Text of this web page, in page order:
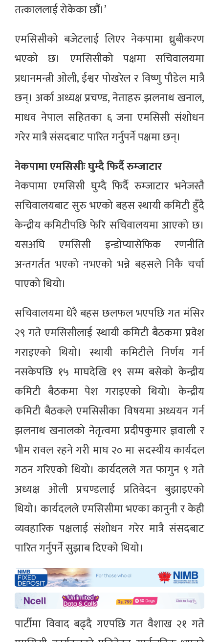
तत्काललाई रोकेका छौं।’
एमसिसीको बजेटलाई लिएर नेकपामा ध्रुबीकरण
भएको छ। एमसिसीको पक्षमा सचिवालयमा
प्रधानमन्त्री ओली, ईश्वर पोखरेल र विष्णु पौडेल मात्रै
छन्। अर्का अध्यक्ष प्रचण्ड, नेताहरु झलनाथ खनाल,
माधव नेपाल सहितका ६ जना एमसिसी संशोधन
गरेर मात्रै संसदबाट पारित गर्नुपर्ने पक्षमा छन्।
नेकपामा एमसिसीः घुम्दै फिर्दै रुम्जाटार
नेकपामा एमसिसी घुम्दै फिर्दै रुम्जाटार भनेजस्तै
सचिवालयबाट सुरु भएको बहस स्थायी कमिटी हुँदै
केन्द्रीय कमिटीपछि फेरि सचिवालयमा आएको छ।
यसअघि एमसिसी इन्डोप्यासेफिक रणनीति
अन्तगर्तत भएको नभएको भन्ने बहसले निकै चर्चा
पाएको थियो।
सचिवालयमा धेरै बहस छलफल भएपछि गत मंसिर
२९ गते एमसिसीलाई स्थायी कमिटी बैठकमा प्रवेश
गराइएको थियो। स्थायी कमिटीले निर्णय गर्न
नसकेपछि १५ माघदेखि १९ सम्म बसेको केन्द्रीय
कमिटी बैठकमा पेश गराइएको थियो। केन्द्रीय
कमिटी बैठकले एमसिसीका विषयमा अध्ययन गर्न
झलनाथ खनालको नेतृत्वमा प्रदीपकुमार ज्ञवाली र
भीम रावल रहने गरी माघ २० मा सदस्यीय कार्यदल
गठन गरिएको थियो। कार्यदलले गत फागुन ९ गते
अध्यक्ष ओली प्रचण्डलाई प्रतिवेदन बुझाइएको
थियो। कार्यदलले एमसिसीमा भएका कानुनी र केही
व्यवहारिक पक्षलाई संशोधन गरेर मात्रै संसदबाट
पारित गर्नुपर्ने सुझाब दिएको थियो।
पार्टीमा विवाद बढ्दै गएपछि गत वैशाख २१ गते